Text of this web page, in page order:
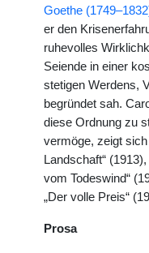
Goethe
er den
ruhevolles
Seiende in einer
stetigen Werdens,
begründet sah.
diese Ordnung zu
vermöge, zeigt
Landschaft“
vom Todeswind“
„Der volle Preis“
Prosa